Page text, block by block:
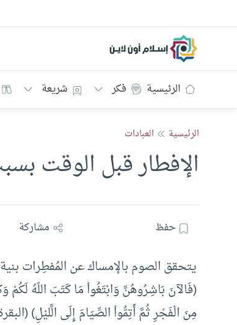
إسلام أون لاين
الرئيسية فكر شريعة
الرئيسية العبادات
الإفطار قبل الوقت
حفظ مشاركة
يتحقق الصوم بالإمساك عن المُفطِرات
(فَالآنَ بَاشِرُوهُنَّ وَابْتَغُواْ مَا كَتَبَ اللّهُ
مِنَ الْفَجْرِ ثُمَّ أَتِمُّواْ الصِّيَامَ إِلَى الَّليْلِ) (البقرة: